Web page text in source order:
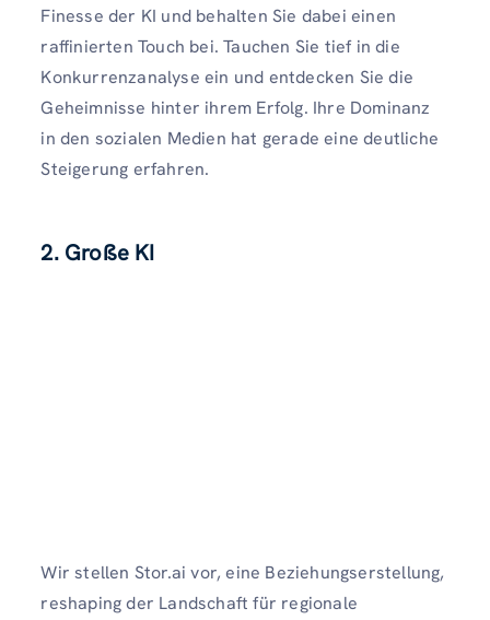
Finesse der KI und behalten Sie dabei einen
raffinierten Touch bei. Tauchen Sie tief in die
Konkurrenzanalyse ein und entdecken Sie die
Geheimnisse hinter ihrem Erfolg. Ihre Dominanz
in den sozialen Medien hat gerade eine deutliche
Steigerung erfahren.
2. Große KI
Wir stellen Stor.ai vor, eine Beziehungserstellung,
reshaping der Landschaft für regionale